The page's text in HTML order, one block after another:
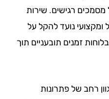
רגישים. שירות
נועד להקל על
זמנים תובעניים תוך
של פתרונות